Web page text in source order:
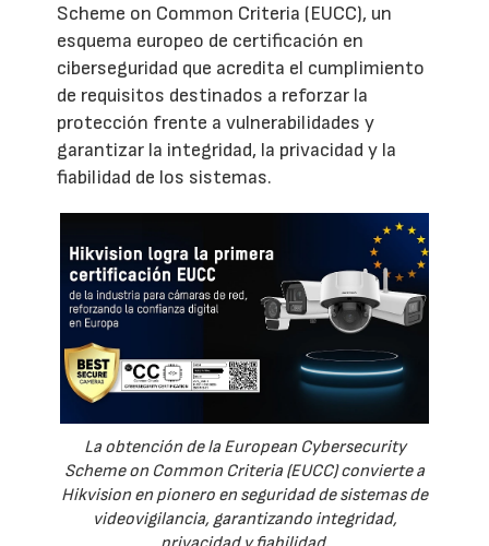
Scheme on Common Criteria (EUCC), un
esquema europeo de certificación en
ciberseguridad que acredita el cumplimiento
de requisitos destinados a reforzar la
protección frente a vulnerabilidades y
garantizar la integridad, la privacidad y la
fiabilidad de los sistemas.
La obtención de la European Cybersecurity
Scheme on Common Criteria (EUCC) convierte a
Hikvision en pionero en seguridad de sistemas de
videovigilancia, garantizando integridad,